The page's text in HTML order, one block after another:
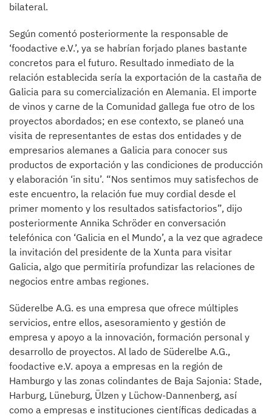
bilateral.
Según comentó posteriormente la responsable de
‘foodactive e.V.’, ya se habrían forjado planes bastante
concretos para el futuro. Resultado inmediato de la
relación establecida sería la exportación de la castaña de
Galicia para su comercialización en Alemania. El importe
de vinos y carne de la Comunidad gallega fue otro de los
proyectos abordados; en ese contexto, se planeó una
visita de representantes de estas dos entidades y de
empresarios alemanes a Galicia para conocer sus
productos de exportación y las condiciones de producción
y elaboración ‘in situ’. “Nos sentimos muy satisfechos de
este encuentro, la relación fue muy cordial desde el
primer momento y los resultados satisfactorios”, dijo
posteriormente Annika Schröder en conversación
telefónica con ‘Galicia en el Mundo’, a la vez que agradece
la invitación del presidente de la Xunta para visitar
Galicia, algo que permitiría profundizar las relaciones de
negocios entre ambas regiones.
Süderelbe A.G. es una empresa que ofrece múltiples
servicios, entre ellos, asesoramiento y gestión de
empresa y apoyo a la innovación, formación personal y
desarrollo de proyectos. Al lado de Süderelbe A.G.,
foodactive e.V. apoya a empresas en la región de
Hamburgo y las zonas colindantes de Baja Sajonia: Stade,
Harburg, Lüneburg, Ülzen y Lüchow-Dannenberg, así
como a empresas e instituciones científicas dedicadas a